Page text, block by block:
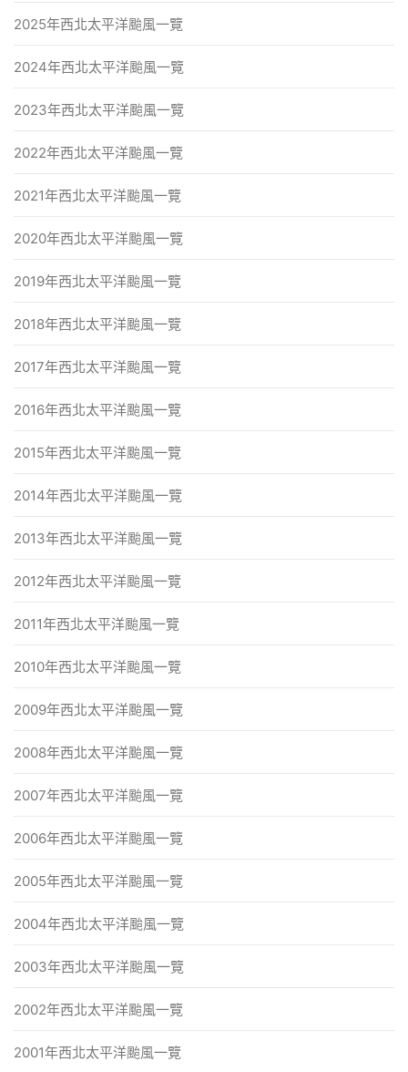
2025年西北太平洋颱風一覽
2024年西北太平洋颱風一覽
2023年西北太平洋颱風一覽
2022年西北太平洋颱風一覽
2021年西北太平洋颱風一覽
2020年西北太平洋颱風一覽
2019年西北太平洋颱風一覽
2018年西北太平洋颱風一覽
2017年西北太平洋颱風一覽
2016年西北太平洋颱風一覽
2015年西北太平洋颱風一覽
2014年西北太平洋颱風一覽
2013年西北太平洋颱風一覽
2012年西北太平洋颱風一覽
2011年西北太平洋颱風一覽
2010年西北太平洋颱風一覽
2009年西北太平洋颱風一覽
2008年西北太平洋颱風一覽
2007年西北太平洋颱風一覽
2006年西北太平洋颱風一覽
2005年西北太平洋颱風一覽
2004年西北太平洋颱風一覽
2003年西北太平洋颱風一覽
2002年西北太平洋颱風一覽
2001年西北太平洋颱風一覽